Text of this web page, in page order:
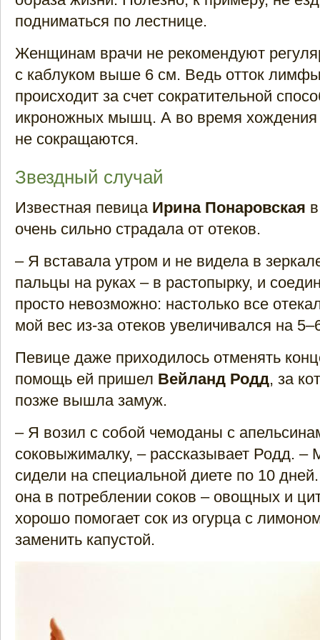
подниматься по лестнице.
Женщинам врачи не рекомендуют
с каблуком выше 6 см. Ведь отток лимфы
происходит за счет сократительной
икроножных мышц. А во время хождения
не сокращаются.
Звездный случай
Известная певица Ирина Понаровская
очень сильно страдала от отеков.
– Я вставала утром и не видела в
пальцы на руках – в растопырку, и
просто невозможно: настолько все
мой вес из-за отеков увеличивался на
Певице даже приходилось отменять
помощь ей пришел Вейланд Родд, за
позже вышла замуж.
– Я возил с собой чемоданы с
соковыжималку, – рассказывает Родд. –
сидели на специальной диете по 10
она в потреблении соков – овощных и
хорошо помогает сок из огурца с
заменить капустой.